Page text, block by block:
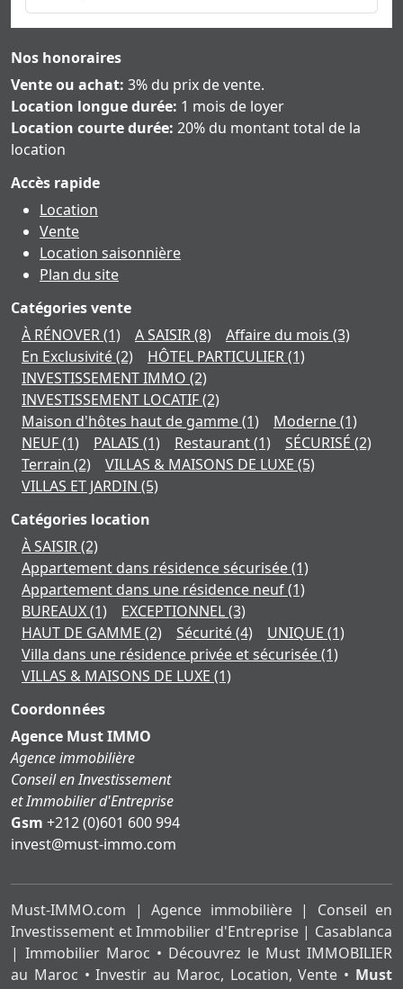
Nos honoraires
Vente ou achat: 3% du prix de vente.
Location longue durée: 1 mois de loyer
Location courte durée: 20% du montant total de la
location
Accès rapide
Location
Vente
Location saisonnière
Plan du site
Catégories vente
À RÉNOVER(1) A SAISIR(8) Affaire du mois (3)
En Exclusivité(2) HÔTEL PARTICULIER(1)
INVESTISSEMENT IMMO (2)
INVESTISSEMENT LOCATIF(2)
Maison d'hôtes haut de gamme(1) Moderne(1)
NEUF(1) PALAIS (1) Restaurant(1) SÉCURISÉ (2)
Terrain (2) VILLAS & MAISONS DE LUXE (5)
VILLAS ET JARDIN (5)
Catégories location
À SAISIR(2)
Appartement dans résidence sécurisée(1)
Appartement dans une résidence neuf(1)
BUREAUX(1) EXCEPTIONNEL(3)
HAUT DE GAMME (2) Sécurité(4) UNIQUE (1)
Villa dans une résidence privée et sécurisée(1)
VILLAS & MAISONS DE LUXE (1)
Coordonnées
Agence Must IMMO
Agence immobilière
Conseil en Investissement
et Immobilier d'Entreprise
Gsm +212 (0)601 600 994
moc.ommi-tsum@tsevni
Must-IMMO.com | Agence immobilière | Conseil en
Investissement et Immobilier d'Entreprise | Casablanca
| Immobilier Maroc • Découvrez le Must IMMOBILIER
au Maroc • Investir au Maroc, Location, Vente • Must